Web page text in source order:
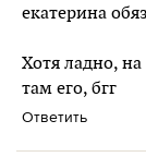
екатерина
Хотя ладно,
там его, бгг
Ответить